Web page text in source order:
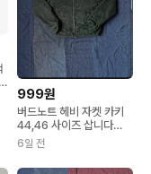
999원
버드노트 헤비 자켓 카키
44,46 사이즈 삽니다
(FIVE POINTS HEAVY
DUCK JACKET,
KHAKI)
6일 전